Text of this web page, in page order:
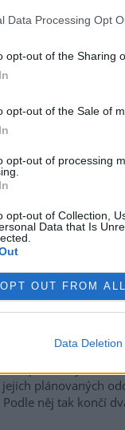
Data Processing Opt
opt-out of the Sharing
opt-out of the Sale of
opt-out of processing
opt-out of Collection,
Data that Is
OPT OUT FROM ALL
Data Deletion
Hoffmannová
za postup
Heřmanice. Vyplývá
strana. Požaduje,
České inspekci
ČTK sdělila,
nezjištěným
osobám, jejichž
odejít z
odboru vnitřních
Mrlina, vedoucí
Miriam Loužecká
inspekci životního
to napsal nový ředitel
plánovaných
něj tak končí